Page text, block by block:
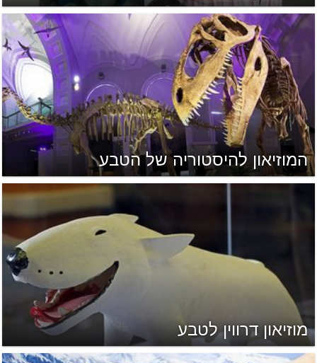
המוזיאון להיסטוריה של הטבע
מוזיאון דרווין לטבע